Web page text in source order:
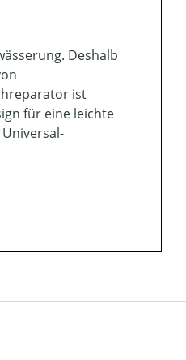
Deshalb
ist
für eine leichte